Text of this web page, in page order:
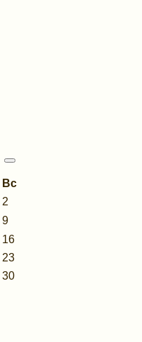
Вс
2
9
16
23
30